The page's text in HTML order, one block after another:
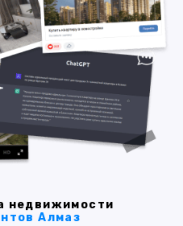
недвижимости
Алмаз